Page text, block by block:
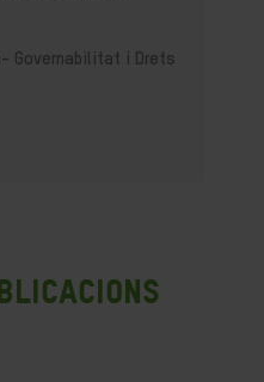
Governabilitat i Drets